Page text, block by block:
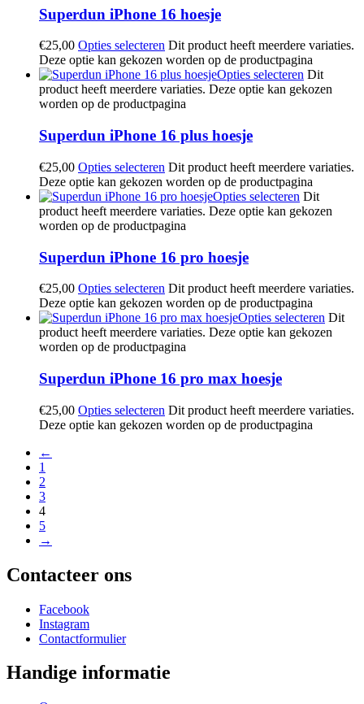
Superdun iPhone 16 hoesje
€25,00 Opties selecteren Dit product heeft meerdere variaties.
Deze optie kan gekozen worden op de productpagina
Opties selecteren Dit
product heeft meerdere variaties. Deze optie kan gekozen
worden op de productpagina
Superdun iPhone 16 plus hoesje
€25,00 Opties selecteren Dit product heeft meerdere variaties.
Deze optie kan gekozen worden op de productpagina
Opties selecteren Dit
product heeft meerdere variaties. Deze optie kan gekozen
worden op de productpagina
Superdun iPhone 16 pro hoesje
€25,00 Opties selecteren Dit product heeft meerdere variaties.
Deze optie kan gekozen worden op de productpagina
Opties selecteren Dit
product heeft meerdere variaties. Deze optie kan gekozen
worden op de productpagina
Superdun iPhone 16 pro max hoesje
€25,00 Opties selecteren Dit product heeft meerdere variaties.
Deze optie kan gekozen worden op de productpagina
←
1
2
3
4
5
→
Contacteer ons
Facebook
Instagram
Contactformulier
Handige informatie